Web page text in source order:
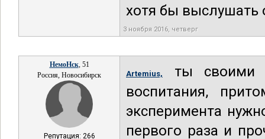
хотя бы выслушать
3 ноября 2016, четверг
НемоНск, 51
Россия, Новосибирск
Репутация: 266
Artemius,
ты своими
воспитания,
эксперимента
первого раза и